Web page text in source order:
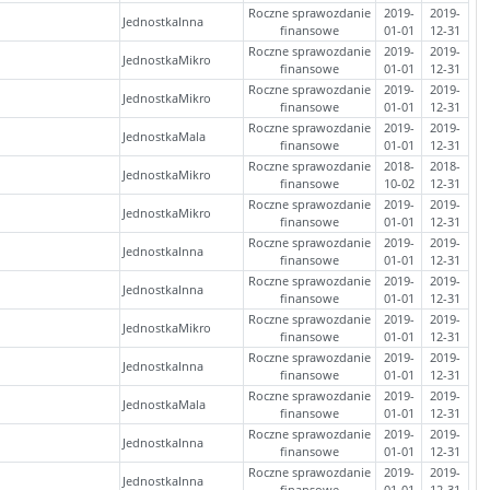
JednostkaInna
Roczne sprawozdanie
finansowe
2019-
01-01
2019-
12-31
JednostkaMikro
Roczne sprawozdanie
finansowe
2019-
01-01
2019-
12-31
JednostkaMikro
Roczne sprawozdanie
finansowe
2019-
01-01
2019-
12-31
JednostkaMala
Roczne sprawozdanie
finansowe
2019-
01-01
2019-
12-31
JednostkaMikro
Roczne sprawozdanie
finansowe
2018-
10-02
2018-
12-31
JednostkaMikro
Roczne sprawozdanie
finansowe
2019-
01-01
2019-
12-31
JednostkaInna
Roczne sprawozdanie
finansowe
2019-
01-01
2019-
12-31
JednostkaInna
Roczne sprawozdanie
finansowe
2019-
01-01
2019-
12-31
JednostkaMikro
Roczne sprawozdanie
finansowe
2019-
01-01
2019-
12-31
JednostkaInna
Roczne sprawozdanie
finansowe
2019-
01-01
2019-
12-31
JednostkaMala
Roczne sprawozdanie
finansowe
2019-
01-01
2019-
12-31
JednostkaInna
Roczne sprawozdanie
finansowe
2019-
01-01
2019-
12-31
JednostkaInna
Roczne sprawozdanie
2019-
2019-